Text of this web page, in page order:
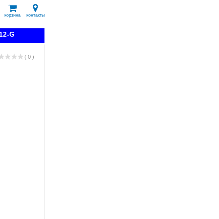
корзина контакты
G
( 0 )